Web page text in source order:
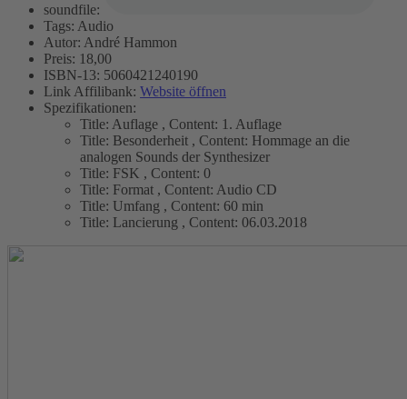
soundfile:
Tags: Audio
Autor: André Hammon
Preis: 18,00
ISBN-13: 5060421240190
Link Affilibank: Website öffnen
Spezifikationen:
Title: Auflage , Content: 1. Auflage
Title: Besonderheit , Content: Hommage an die
analogen Sounds der Synthesizer
Title: FSK , Content: 0
Title: Format , Content: Audio CD
Title: Umfang , Content: 60 min
Title: Lancierung , Content: 06.03.2018